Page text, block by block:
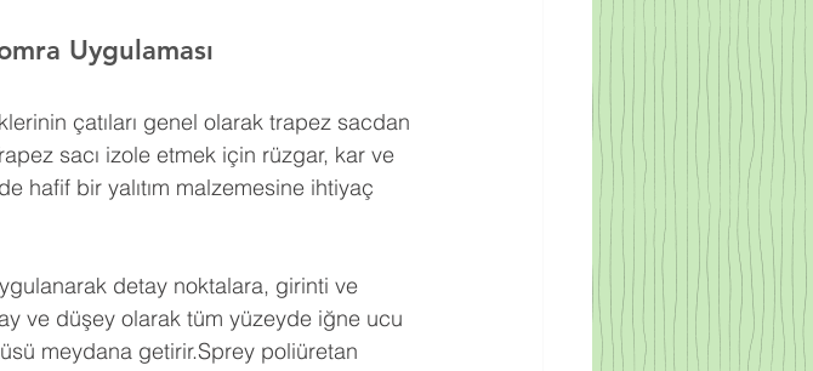
Uygulaması
çatıları genel olarak trapez sacdan
sacı izole etmek için rüzgar, kar ve
hafif bir yalıtım malzemesine ihtiyaç
detay noktalara, girinti ve
ve düşey olarak tüm yüzeyde iğne ucu
meydana getirir.Sprey poliüretan